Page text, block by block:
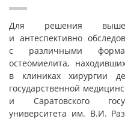
Для решения
и антеспективно
с различными
остеомиелита,
в клиниках хирургии
государственной
и Саратовского
университета им. В.И.